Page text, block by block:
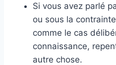
Si vous avez parlé
ou sous la
comme le cas
connaissance,
autre chose.